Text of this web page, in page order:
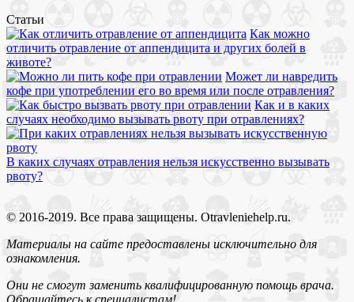
Статьи
Как можно
отличить отравление от аппендицита и других болей в
животе?
Может ли навредить
кофе при употреблении его во время или после отравления?
Как и в каких
случаях необходимо вызывать рвоту при отравлениях?
В каких случаях отравления нельзя искусственно вызывать
рвоту?
© 2016-2019. Все права защищены. Otravleniehelp.ru.
Материалы на сайте предоставлены исключительно для
ознакомления.
Они не смогут заменить квалифицированную помощь врача.
Обращайтесь к специалистам!